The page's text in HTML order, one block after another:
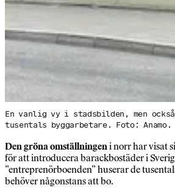
En vanlig vy i stadsbilden, men
tusentals byggarbetare. Foto: Anamo.
Den gröna omställningeni norr har visat
för att introducera barackbostäder i
”entreprenörboenden” huserar de
behöver någonstans att bo.